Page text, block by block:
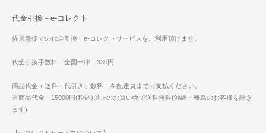
代金引換－e-コレクト
佐川急便での代金引換 e-コレクトサービスをご利用頂けます。
代金引換手数料 全国一律 330円
商品代金＋送料＋代引き手数料 を配達員までお支払ください。
※商品代金 15000円(税込)以上のお買い物で送料無料(沖縄・離島のお客様を除き
ます)